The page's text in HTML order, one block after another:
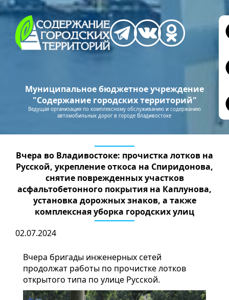
Муниципальное бюджетное учреждение
"Содержание городских территорий"
Ведущая организация по комплексному обслуживанию и содержанию
автомобильных дорог в городе Владивостоке
Вчера во Владивостоке: прочистка лотков на
Русской, укрепление откоса на Спиридонова,
снятие поврежденных участков
асфальтобетонного покрытия на Каплунова,
установка дорожных знаков, а также
комплексная уборка городских улиц
02.07.2024
Вчера бригады инженерных сетей
продолжат работы по прочистке лотков
открытого типа по улице Русской.